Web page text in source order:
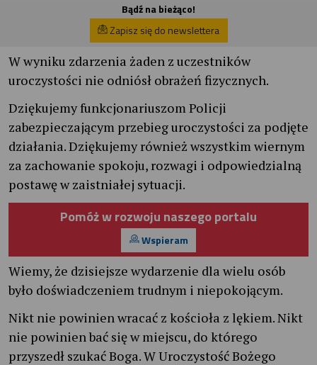
Bądź na bieżąco!
Zapisz się do newslettera
W wyniku zdarzenia żaden z uczestników
uroczystości nie odniósł obrażeń fizycznych.
Dziękujemy funkcjonariuszom Policji
zabezpieczającym przebieg uroczystości za podjęte
działania. Dziękujemy również wszystkim wiernym
za zachowanie spokoju, rozwagi i odpowiedzialną
postawę w zaistniałej sytuacji.
Pomóż w rozwoju naszego portalu
Wspieram
Wiemy, że dzisiejsze wydarzenie dla wielu osób
było doświadczeniem trudnym i niepokojącym.
Nikt nie powinien wracać z kościoła z lękiem. Nikt
nie powinien bać się w miejscu, do którego
przyszedł szukać Boga. W Uroczystość Bożego